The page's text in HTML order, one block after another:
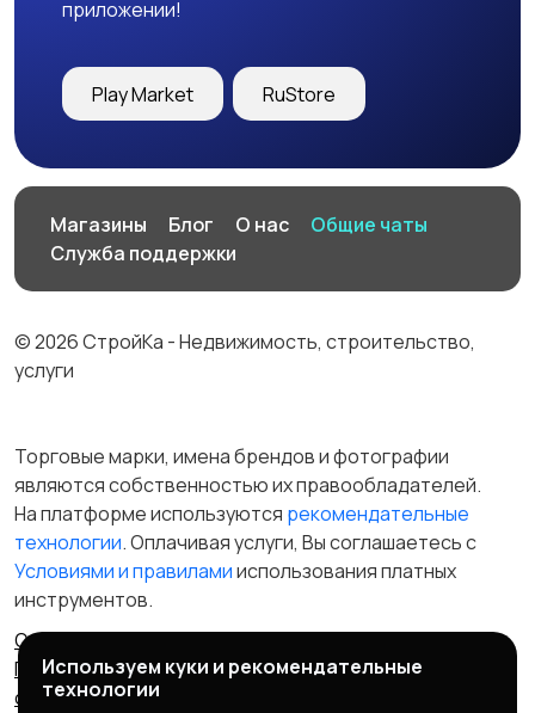
приложении!
Play Market RuStore
Магазины Блог О нас
Общие чаты
Служба поддержки
© 2026 СтройКа - Недвижимость, строительство,
услуги
Торговые марки, имена брендов и фотографии
являются собственностью их правообладателей.
На платформе используются рекомендательные
технологии. Оплачивая услуги, Вы соглашаетесь c
Условиями и правиламииспользования платных
инструментов.
Отказ от ответственности
Правила сервиса
Политика конфиденциальности
Пользовательское
соглашение
Запрещенные товары/услуги
Используем куки и рекомендательные
технологии